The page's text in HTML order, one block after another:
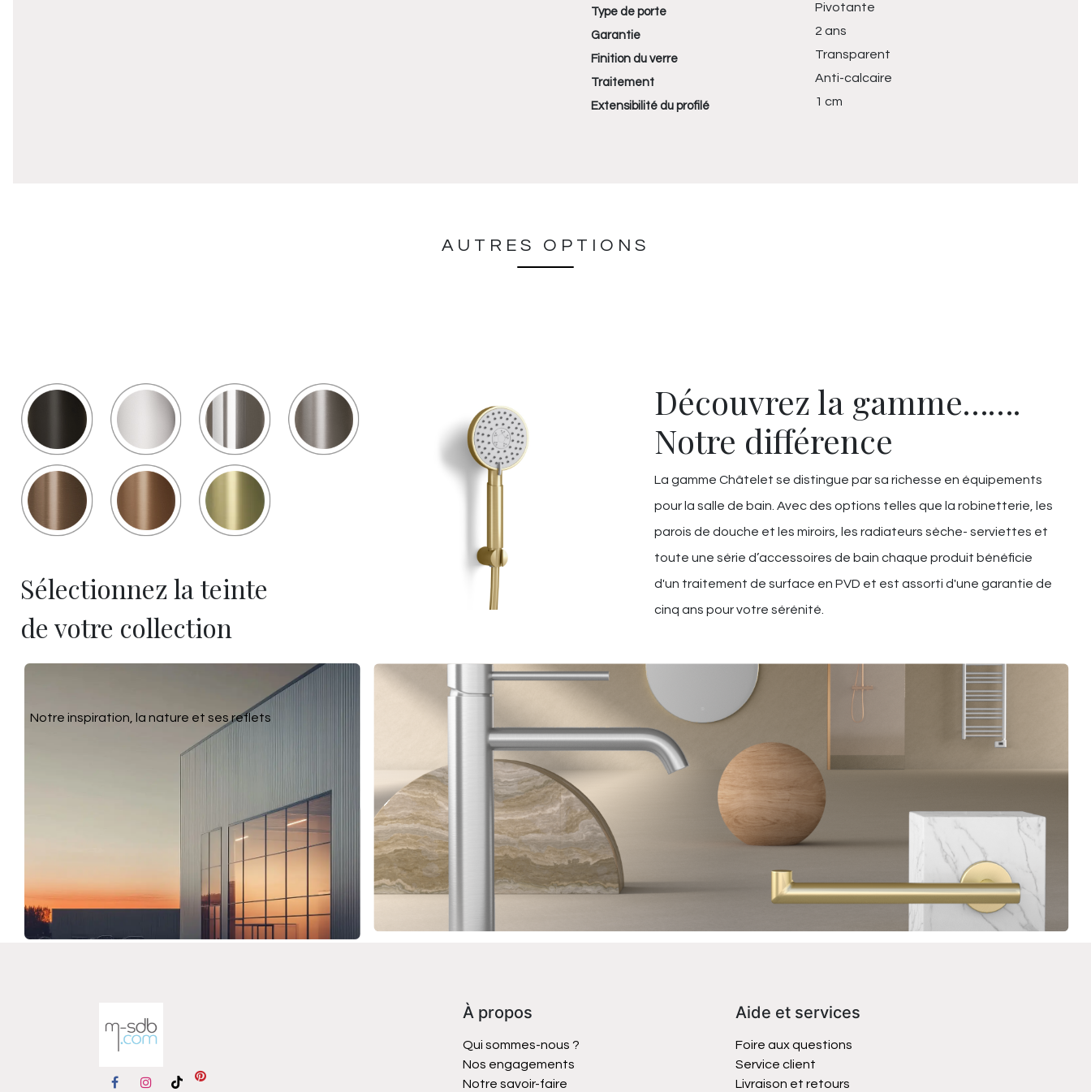
Type de porte Pivotante
Garantie 2 ans
Finition du verre Transparent
Traitement Anti-calcaire
Extensibilité du profilé 1 cm
AUTRES OPTIONS
Découvrez la gamme…….
Notre différence
La gamme Châtelet se distingue par sa richesse en équipements
pour la salle de bain. Avec des options telles que la robinetterie, les
parois de douche et les miroirs, les radiateurs sèche- serviettes et
toute une série d’accessoires de bain chaque produit bénéficie
d'un traitement de surface en PVD et est assorti d'une garantie de
cinq ans pour votre sérénité.
Sélectionnez la teinte
de votre collection
Notre inspiration, la nature et ses reflets
À propos
Qui sommes-nous ?
Nos engagements
Notre savoir-faire
Aide et services
Foire aux questions
Service client
Livraison et retours